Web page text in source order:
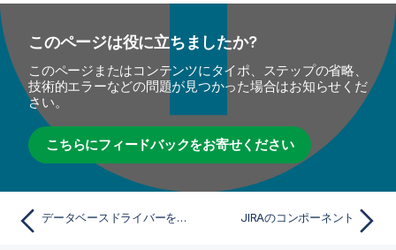
このページは役に立ちましたか?
このページまたはコンテンツにタイポ、ステップの省略、
技術的エラーなどの問題が見つかった場合はお知らせくだ
さい。
こちらにフィードバックをお寄せください
データベースドライバーをインポート JIRAのコンポーネント